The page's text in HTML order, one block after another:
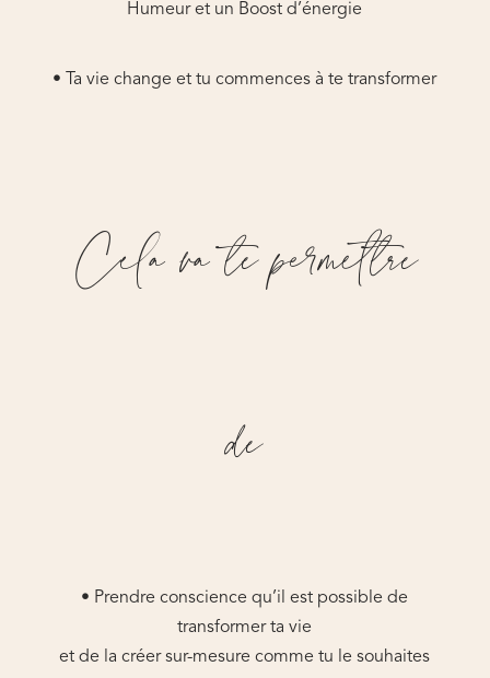
Humeur et un Boost d’énergie
• Ta vie change et tu commences à te transformer
Cela va te permettre
de
• Prendre conscience qu’il est possible de
transformer ta vie
et de la créer sur-mesure comme tu le souhaites